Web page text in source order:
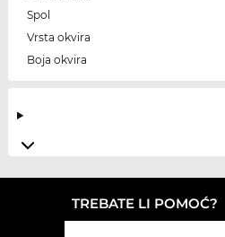
Spol
Vrsta okvira
Boja okvira
TREBATE LI POMOĆ?